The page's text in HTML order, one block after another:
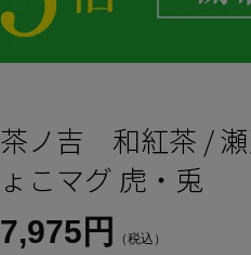
茶ノ吉 和紅茶 / 瀬
ょこマグ 虎・兎
7,975円 （税込）